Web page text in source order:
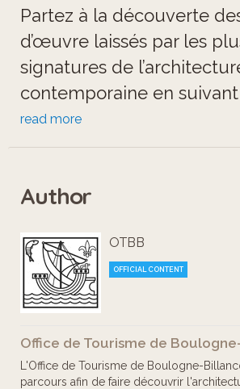
Partez à la découverte
d’œuvre laissés par les
signatures de
contemporaine en
pédestre qui vous
chemins d’un patrimoine
tout au long de votre
Marmottan. Dans ce
ville, les plus grands
XXe siècle - Le Corbusier,
premières armes.
hôtels particuliers
read more
Author
OTBB
OFFICIAL CONTENT
Office de Tourisme de
L'Office de Tourisme de Boulogne-
parcours afin de faire découvrir